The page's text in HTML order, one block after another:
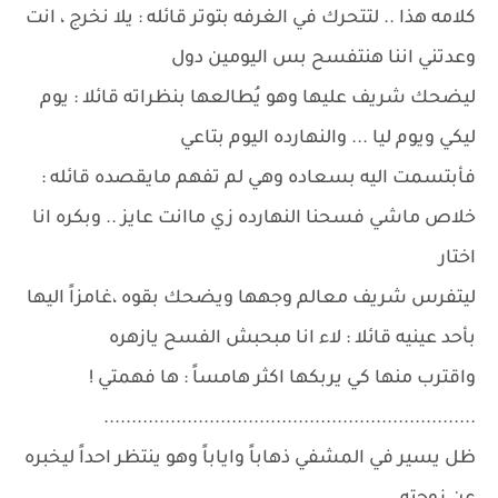
كلامه هذا .. لتتحرك في الغرفه بتوتر قائله : يلا نخرج ، انت
وعدتني اننا هنتفسح بس اليومين دول
ليضحك شريف عليها وهو يُطالعها بنظراته قائلا : يوم
ليكي ويوم ليا ... والنهارده اليوم بتاعي
فأبتسمت اليه بسعاده وهي لم تفهم مايقصده قائله :
خلاص ماشي فسحنا النهارده زي ماانت عايز .. وبكره انا
اختار
ليتفرس شريف معالم وجهها ويضحك بقوه ،غامزاً اليها
بأحد عينيه قائلا : لاء انا مبحبش الفسح يازهره
واقترب منها كي يربكها اكثر هامساً : ها فهمتي !
...................................................................
ظل يسير في المشفي ذهاباً واياباً وهو ينتظر احداً ليخبره